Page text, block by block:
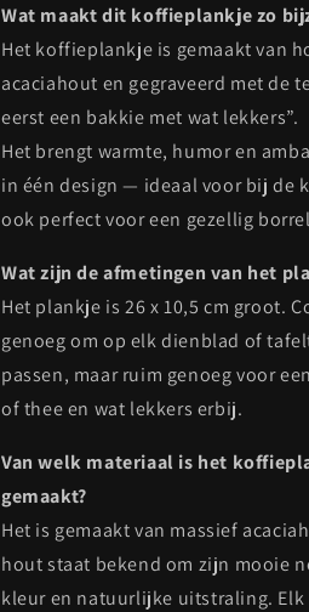
Wat maakt dit koffieplankje zo
Het koffieplankje is gemaakt van
acaciahout en gegraveerd met de
eerst een bakkie met wat lekkers”.
Het brengt warmte, humor en
in één design — ideaal voor bij de
ook perfect voor een gezellig
Wat zijn de afmetingen van het
Het plankje is 26 x 10,5 cm groot.
genoeg om op elk dienblad of
passen, maar ruim genoeg voor
of thee en wat lekkers erbij.
Van welk materiaal is het
gemaakt?
Het is gemaakt van massief
hout staat bekend om zijn mooie
kleur en natuurlijke uitstraling. Elk